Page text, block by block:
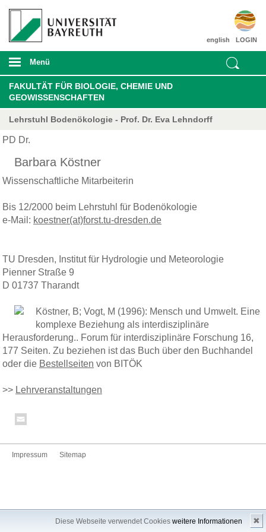
Diese Webseite verwendet Cookies weitere Informationen ✖
LOGIN
english
Menü
FAKULTÄT FÜR BIOLOGIE, CHEMIE UND
GEOWISSENSCHAFTEN
Lehrstuhl Bodenökologie - Prof. Dr. Eva Lehndorff
PD Dr.
Barbara Köstner
Wissenschaftliche Mitarbeiterin
Bis 12/2000 beim Lehrstuhl für Bodenökologie
e-Mail: koestner(at)forst.tu-dresden.de
TU Dresden, Institut für Hydrologie und Meteorologie
Pienner Straße 9
D 01737 Tharandt
Köstner, B; Vogt, M (1996): Mensch und Umwelt. Eine
komplexe Beziehung als interdisziplinäre
Herausforderung.. Forum für interdisziplinäre Forschung 16,
177 Seiten. Zu beziehen ist das Buch über den Buchhandel
oder die Bestellseiten von BITÖK
>> Lehrveranstaltungen
Impressum Sitemap